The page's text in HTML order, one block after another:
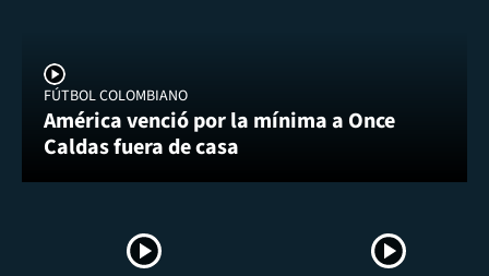
FÚTBOL COLOMBIANO
América venció por la mínima a Once
Caldas fuera de casa